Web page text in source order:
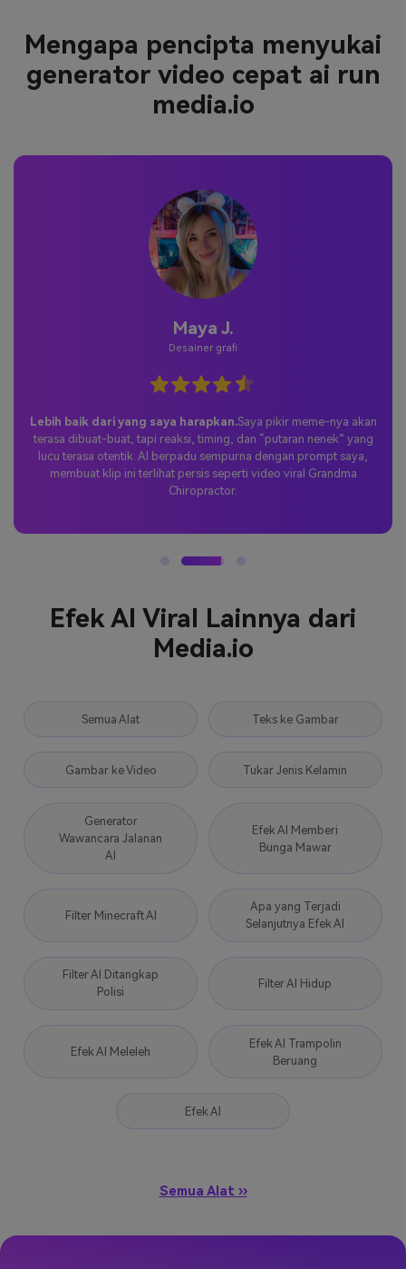
Mengapa pencipta menyukai
generator video cepat ai run
media.io
Jordan P.
Pengguna Kasual
Kejutan Tiktok yang sempurna.Saya mencoba tren
chiropractor dengan prompt khusus dan membagikan klip saya di
TikTok. Responsnya luar biasa — orang-orang menyukai adegan
peluncuran nenek yang lucu, dan postingannya langsung viral.
Efek AI Viral Lainnya dari
Media.io
Semua Alat Teks ke Gambar
Gambar ke Video Tukar Jenis Kelamin
Generator
Wawancara Jalanan
AI
Efek AI Memberi
Bunga Mawar
Filter Minecraft AI
Apa yang Terjadi
Selanjutnya Efek AI
Filter AI Ditangkap
Polisi
Filter AI Hidup
Efek AI Meleleh
Efek AI Trampolin
Beruang
Efek AI
Semua Alat ››